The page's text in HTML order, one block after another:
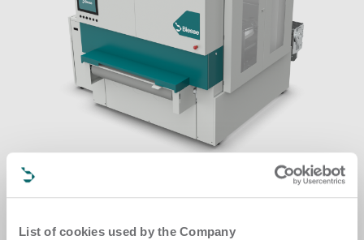
List of cookies used by the Company
Precision Robotic